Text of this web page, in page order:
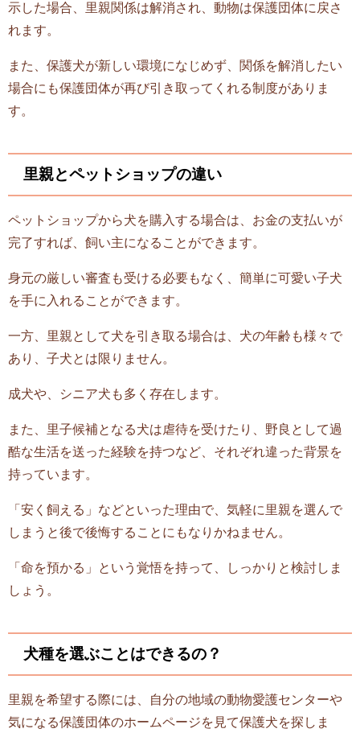
示した場合、里親関係は解消され、動物は保護団体に戻さ
れます。
また、保護犬が新しい環境になじめず、関係を解消したい
場合にも保護団体が再び引き取ってくれる制度がありま
す。
里親とペットショップの違い
ペットショップから犬を購入する場合は、お金の支払いが
完了すれば、飼い主になることができます。
身元の厳しい審査も受ける必要もなく、簡単に可愛い子犬
を手に入れることができます。
一方、里親として犬を引き取る場合は、犬の年齢も様々で
あり、子犬とは限りません。
成犬や、シニア犬も多く存在します。
また、里子候補となる犬は虐待を受けたり、野良として過
酷な生活を送った経験を持つなど、それぞれ違った背景を
持っています。
「安く飼える」などといった理由で、気軽に里親を選んで
しまうと後で後悔することにもなりかねません。
「命を預かる」という覚悟を持って、しっかりと検討しま
しょう。
犬種を選ぶことはできるの？
里親を希望する際には、自分の地域の動物愛護センターや
気になる保護団体のホームページを見て保護犬を探しま